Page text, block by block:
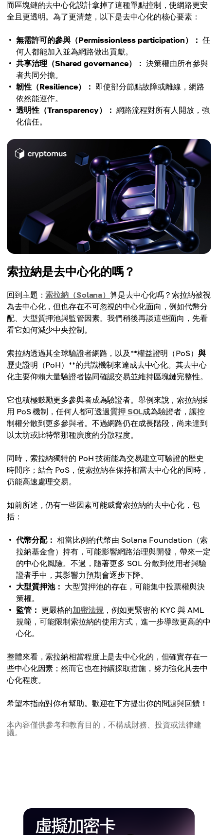
而區塊鏈的去中心化設計拿掉了這種單點控制，使網路更安
全且更透明。為了更清楚，以下是去中心化的核心要素：
無需許可的參與（Permissionless participation）： 任
何人都能加入並為網路做出貢獻。
共享治理（Shared governance）： 決策權由所有參與
者共同分擔。
韌性（Resilience）： 即使部分節點故障或離線，網路
依然能運作。
透明性（Transparency）： 網路流程對所有人開放，強
化信任。
索拉納是去中心化的嗎？
回到主題：索拉納（Solana）算是去中心化嗎？索拉納被視
為去中心化，但也存在不可忽視的中心化面向，例如代幣分
配、大型質押池與監管因素。我們稍後再談這些面向，先看
看它如何減少中央控制。
索拉納透過其全球驗證者網路，以及**權益證明（PoS） 與
歷史證明（PoH）**的共識機制來達成去中心化。其去中心
化主要仰賴大量驗證者協同確認交易並維持區塊鏈完整性。
它也積極鼓勵更多參與者成為驗證者。舉例來說，索拉納採
用 PoS 機制，任何人都可透過質押 SOL成為驗證者，讓控
制權分散到更多參與者。不過網路仍在成長階段，尚未達到
以太坊或比特幣那種廣度的分散程度。
同時，索拉納獨特的 PoH 技術能為交易建立可驗證的歷史
時間序；結合 PoS，使索拉納在保持相當去中心化的同時，
仍能高速處理交易。
如前所述，仍有一些因素可能威脅索拉納的去中心化，包
括：
代幣分配： 相當比例的代幣由 Solana Foundation（索
拉納基金會）持有，可能影響網路治理與開發，帶來一定
的中心化風險。不過，隨著更多 SOL 分散到使用者與驗
證者手中，其影響力預期會逐步下降。
大型質押池： 大型質押池的存在，可能集中投票權與決
策權。
監管： 更嚴格的加密法規 ，例如更緊密的 KYC 與 AML
規範，可能限制索拉納的使用方式，進一步導致更高的中
心化。
整體來看，索拉納相當程度上是去中心化的，但確實存在一
些中心化因素；然而它也在持續採取措施，努力強化其去中
心化程度。
希望本指南對你有幫助。歡迎在下方提出你的問題與回饋！
本內容僅供參考和教育目的，不構成財務、投資或法律建
議。